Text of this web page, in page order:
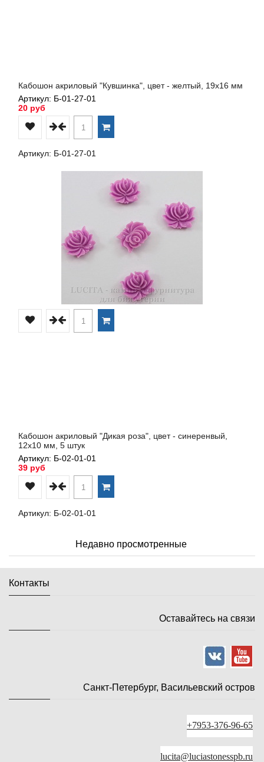
Кабошон акриловый "Кувшинка", цвет - желтый, 19х16 мм
Артикул: Б-01-27-01
20 руб
Артикул: Б-01-27-01
Кабошон акриловый "Дикая роза", цвет - синеренвый,
12х10 мм, 5 штук
Артикул: Б-02-01-01
39 руб
Артикул: Б-02-01-01
Недавно просмотренные
Контакты
Оставайтесь на связи
Санкт-Петербург, Васильевский остров
+7953-376-96-65
lucita@luciastonesspb.ru